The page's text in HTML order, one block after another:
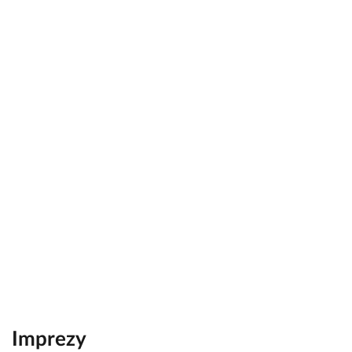
Imprezy